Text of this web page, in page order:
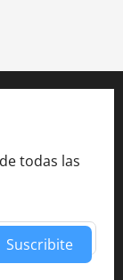
todas las
Suscribite